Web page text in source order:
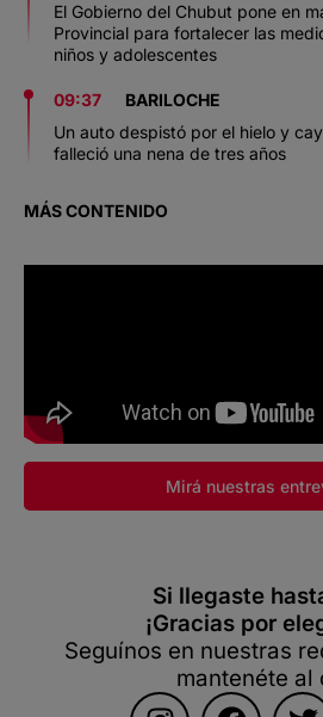
El Gobierno del Chubut pone en
Provincial para fortalecer las
niños y adolescentes
09:37
BARILOCHE
Un auto despistó por el hielo y
falleció una nena de tres años
MÁS CONTENIDO
Mirá nuestras
Si llegaste
¡Gracias por
Seguínos en nuestras
mantenéte al